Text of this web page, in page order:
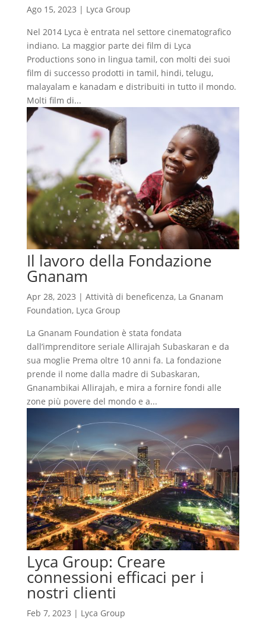
Ago 15, 2023 | Lyca Group
Nel 2014 Lyca è entrata nel settore cinematografico
indiano. La maggior parte dei film di Lyca
Productions sono in lingua tamil, con molti dei suoi
film di successo prodotti in tamil, hindi, telugu,
malayalam e kanadam e distribuiti in tutto il mondo.
Molti film di...
Il lavoro della Fondazione
Gnanam
Apr 28, 2023 | Attività di beneficenza, La Gnanam
Foundation, Lyca Group
La Gnanam Foundation è stata fondata
dall’imprenditore seriale Allirajah Subaskaran e da
sua moglie Prema oltre 10 anni fa. La fondazione
prende il nome dalla madre di Subaskaran,
Gnanambikai Allirajah, e mira a fornire fondi alle
zone più povere del mondo e a...
Lyca Group: Creare
connessioni efficaci per i
nostri clienti
Feb 7, 2023 | Lyca Group